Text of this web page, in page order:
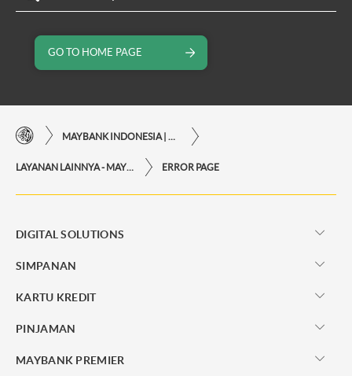
GO TO HOME PAGE
ERROR PAGE
DIGITAL SOLUTIONS
SIMPANAN
KARTU KREDIT
PINJAMAN
MAYBANK PREMIER